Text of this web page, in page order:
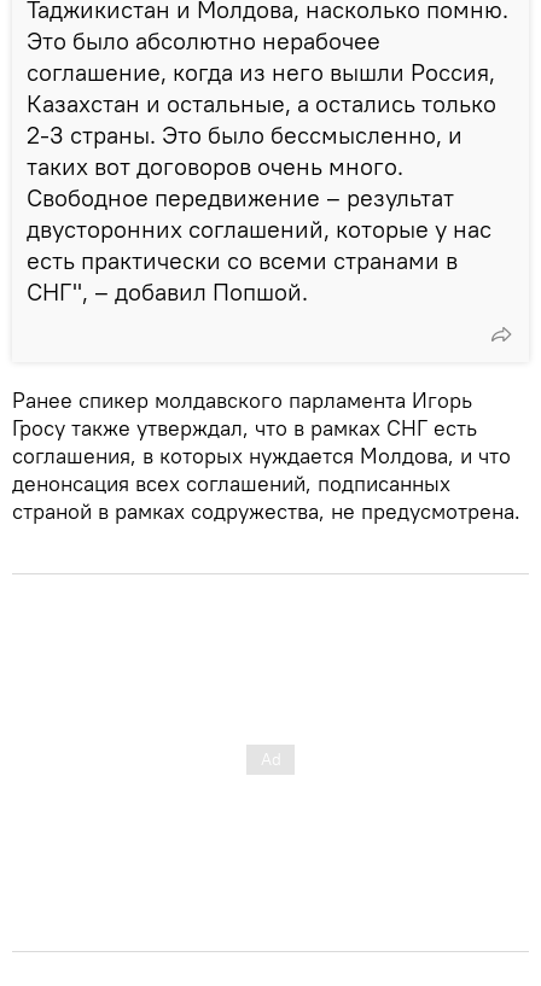
Таджикистан и Молдова, насколько помню.
Это было абсолютно нерабочее
соглашение, когда из него вышли Россия,
Казахстан и остальные, а остались только
2-3 страны. Это было бессмысленно, и
таких вот договоров очень много.
Свободное передвижение – результат
двусторонних соглашений, которые у нас
есть практически со всеми странами в
СНГ", – добавил Попшой.
Ранее спикер молдавского парламента Игорь
Гросу также утверждал, что в рамках СНГ есть
соглашения, в которых нуждается Молдова, и что
денонсация всех соглашений, подписанных
страной в рамках содружества, не предусмотрена.